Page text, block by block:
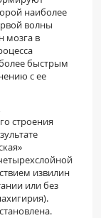
наиболее
волны
мозга в
быстрым
с ее
строения
извилин
или без